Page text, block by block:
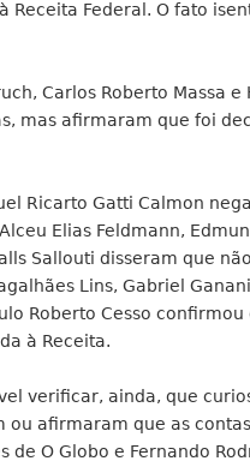
Receita Federal. O fato
Carlos Roberto Massa e
mas afirmaram que foi
Ricarto Gatti Calmon
Elias Feldmann,
Sallouti disseram que
Lins, Gabriel
Roberto Cesso
à Receita.
verificar, ainda, que
ou afirmaram que as
de O Globo e Fernando